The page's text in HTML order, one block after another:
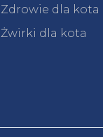
Zdrowie dla kota
Żwirki dla kota